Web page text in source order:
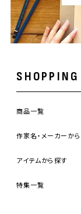
SHOPPING
商品一覧
作家名・メーカーか
アイテムから探す
特集一覧